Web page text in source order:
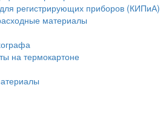
регистрирующих приборов (КИПиА)
материалы
на термокартоне